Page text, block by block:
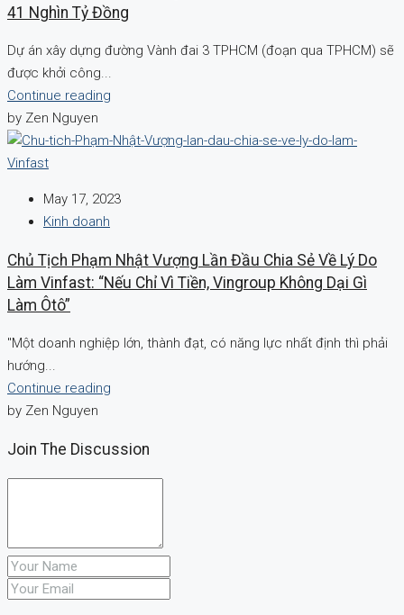
41 Nghìn Tỷ Đồng
Dự án xây dựng đường Vành đai 3 TPHCM (đoạn qua TPHCM) sẽ
được khởi công...
Continue reading
by Zen Nguyen
May 17, 2023
Kinh doanh
Chủ Tịch Phạm Nhật Vượng Lần Đầu Chia Sẻ Về Lý Do
Làm Vinfast: “Nếu Chỉ Vì Tiền, Vingroup Không Dại Gì
Làm Ôtô”
"Một doanh nghiệp lớn, thành đạt, có năng lực nhất định thì phải
hướng...
Continue reading
by Zen Nguyen
Join The Discussion